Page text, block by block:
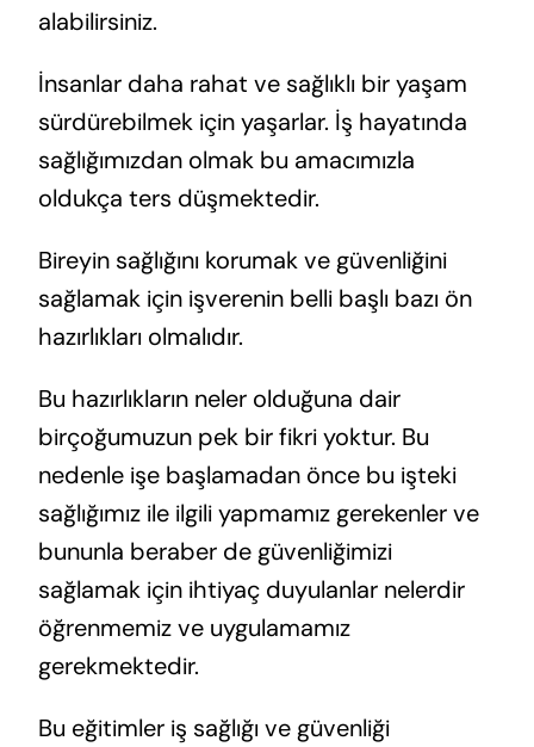
alabilirsiniz.
İnsanlar daha rahat ve sağlıklı bir yaşam
sürdürebilmek için yaşarlar. İş hayatında
sağlığımızdan olmak bu amacımızla
oldukça ters düşmektedir.
Bireyin sağlığını korumak ve güvenliğini
sağlamak için işverenin belli başlı bazı ön
hazırlıkları olmalıdır.
Bu hazırlıkların neler olduğuna dair
birçoğumuzun pek bir fikri yoktur. Bu
nedenle işe başlamadan önce bu işteki
sağlığımız ile ilgili yapmamız gerekenler ve
bununla beraber de güvenliğimizi
sağlamak için ihtiyaç duyulanlar nelerdir
öğrenmemiz ve uygulamamız
gerekmektedir.
Bu eğitimler iş sağlığı ve güvenliği